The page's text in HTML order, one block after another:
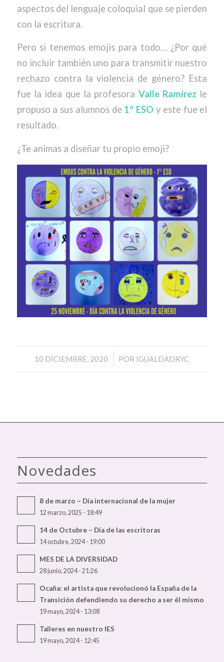
aspectos del lenguaje coloquial que se pierden
con la escritura.
Pero si tenemos emojis para todo… ¿Por qué
no incluir también uno para transmitir nuestro
rechazo contra la violencia de género? Esta
fue la idea que la profesora Valle Ramírez le
propuso a sus alumnos de 1º ESO y este fue el
resultado.
¿Te animas a diseñar tu propio emoji?
10 DICIEMBRE, 2020
/ POR IGUALDADRYC
Novedades
8 de marzo – Día internacional de la mujer
12 marzo, 2025 - 18:49
14 de Octubre – Día de las escritoras
14 octubre, 2024 - 19:00
MES DE LA DIVERSIDAD
28 junio, 2024 - 21:26
Ocaña: el artista que revolucionó la España de la
Transición defendiendo su derecho a ser él mismo
19 mayo, 2024 - 13:08
Talleres en nuestro IES
19 mayo, 2024 - 12:45